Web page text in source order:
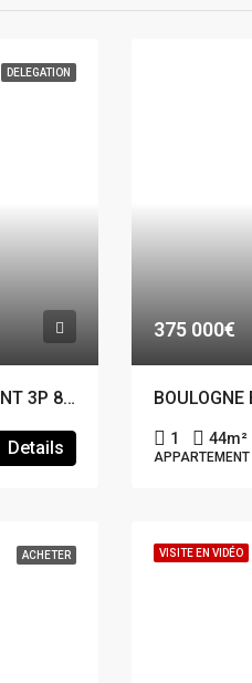
DELEGATION
BOULOGNE BILLANCOURT APPARTEMENT 3P 83.16M²
Details
375 000€
1 44m²
APPARTEMENT
ACHETER VISITE EN VIDÉO